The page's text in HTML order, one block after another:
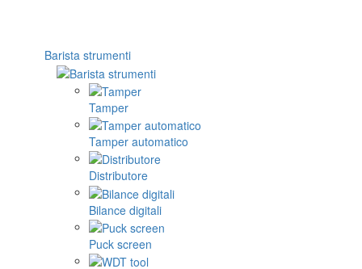
Barista strumenti
Tamper
Tamper automatico
Distributore
Bilance digitali
Puck screen